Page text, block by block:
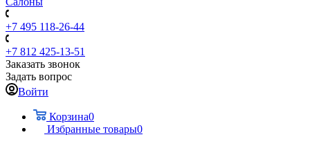
+7 495 118-26-44
+7 812 425-13-51
Заказать звонок
Задать вопрос
Войти
Корзина0
Избранные товары0